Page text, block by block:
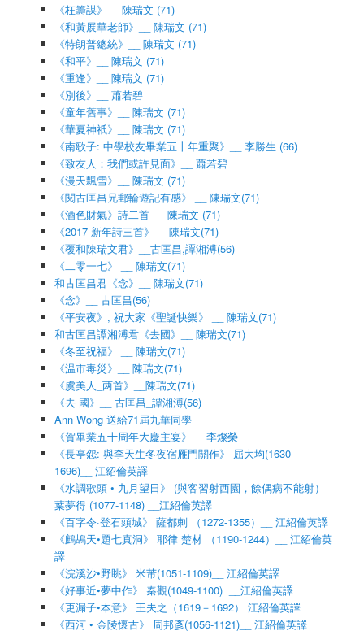
《枉籌謀》__ 陳瑞文 (71)
《和黃展華老師》__ 陳瑞文 (71)
《特朗普總統》__ 陳瑞文 (71)
《和平》__ 陳瑞文 (71)
《重逢》__ 陳瑞文 (71)
《別後》__ 蕭若碧
《童年舊事》__ 陳瑞文 (71)
《華夏神祇》__ 陳瑞文 (71)
《南歌子: 中學校友畢業五十年重聚》__ 李勝生 (66)
《致友人：我們或許見面》__ 蕭若碧
《漫天飄雪》__ 陳瑞文 (71)
《閱古匡昌兄郵輪遊記有感》 __ 陳瑞文(71)
《酒色財氣》詩二首 __ 陳瑞文 (71)
《2017 新年詩三首》 __陳瑞文(71)
《覆和陳瑞文君》__古匡昌,譚湘溥(56)
《二零一七》 __ 陳瑞文(71)
和古匡昌君《念》__ 陳瑞文(71)
《念》__ 古匡昌(56)
《平安夜》, 祝大家《聖誕快樂》 __ 陳瑞文(71)
和古匡昌譚湘溥君《去國》__ 陳瑞文(71)
《冬至祝福》 __ 陳瑞文(71)
《温市毒災》__ 陳瑞文(71)
《虞美人_两首》__陳瑞文(71)
《去 國》__ 古匡昌_譚湘溥(56)
Ann Wong 送給71屆九華同學
《賀畢業五十周年大慶主宴》__ 李燦榮
《長亭怨: 與李天生冬夜宿雁門關作》 屈大均(1630—
1696)__ 江紹倫英譯
《水調歌頭 • 九月望日》 (與客習射西園，餘偶病不能射）
葉夢得 (1077-1148) __江紹倫英譯
《百字令·登石頭城》 薩都剌 （1272-1355）__ 江紹倫英譯
《鷓鴣天•題七真洞》 耶律 楚材 （1190-1244）__ 江紹倫英
譯
《浣溪沙•野眺》 米芾(1051-1109)__ 江紹倫英譯
《好事近•夢中作》 秦觀(1049-1100) __江紹倫英譯
《更漏子•本意》 王夫之（1619－1692） 江紹倫英譯
《西河 • 金陵懷古》 周邦彥(1056-1121)__ 江紹倫英譯